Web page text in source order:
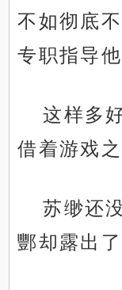
不如彻底
专职指导他
这样多
借着游戏
苏缈还
酆却露出